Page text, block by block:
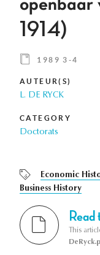
1914)
1989 3-4
AUTEUR(S)
L. DE RYCK
CATEGORY
Doctorats
Economic
Business History
This